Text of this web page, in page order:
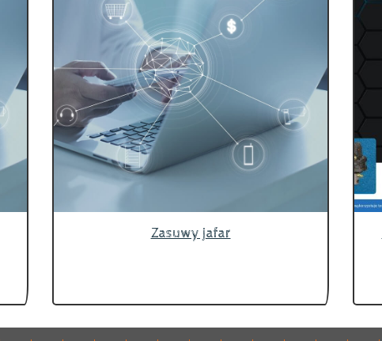
Zasuwy jafar